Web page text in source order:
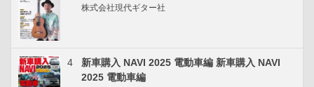
株式会社現代ギター社
4
新車購入 NAVI 2025 電動車編 新車購入 NAVI
2025 電動車編